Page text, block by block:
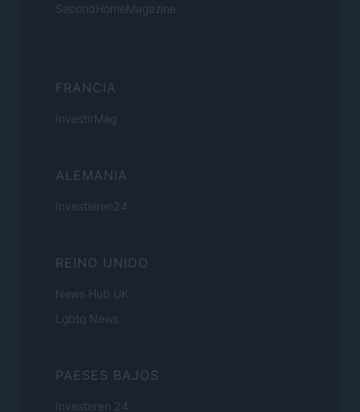
SecondHomeMagazine
FRANCIA
InvestirMag
ALEMANIA
Investieren24
REINO UNIDO
News Hub UK
Lgbtq News
PAESES BAJOS
Investeren 24